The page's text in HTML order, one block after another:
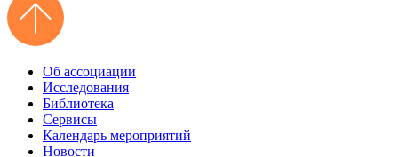
Об ассоциации
Исследования
Библиотека
Сервисы
Календарь мероприятий
Новости